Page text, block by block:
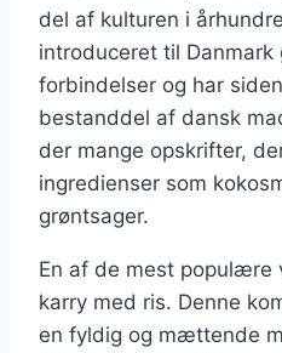
del af kulturen i
introduceret til Danmark
forbindelser og har
bestanddel af dansk
der mange opskrifter,
ingredienser som
grøntsager.
En af de mest populære
karry med ris. Denne
en fyldig og mættende